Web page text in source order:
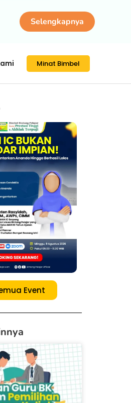
Selengkapnya
Minat Bimbel
Event